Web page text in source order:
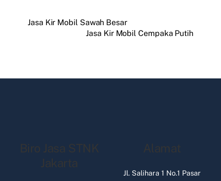
Jasa Kir Mobil Sawah Besar
Jasa Kir Mobil Cempaka Putih
Biro Jasa STNK
Jakarta
Alamat
Jl. Salihara 1 No.1 Pasar